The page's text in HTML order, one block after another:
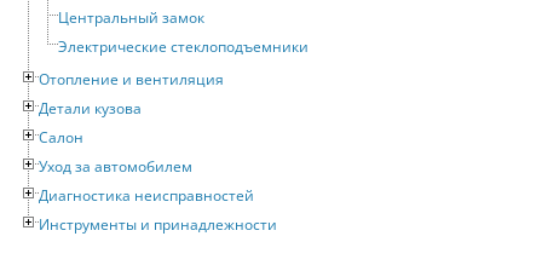
Центральный замок
Электрические стеклоподъемники
Отопление и вентиляция
Детали кузова
Салон
Уход за автомобилем
Диагностика неисправностей
Инструменты и принадлежности